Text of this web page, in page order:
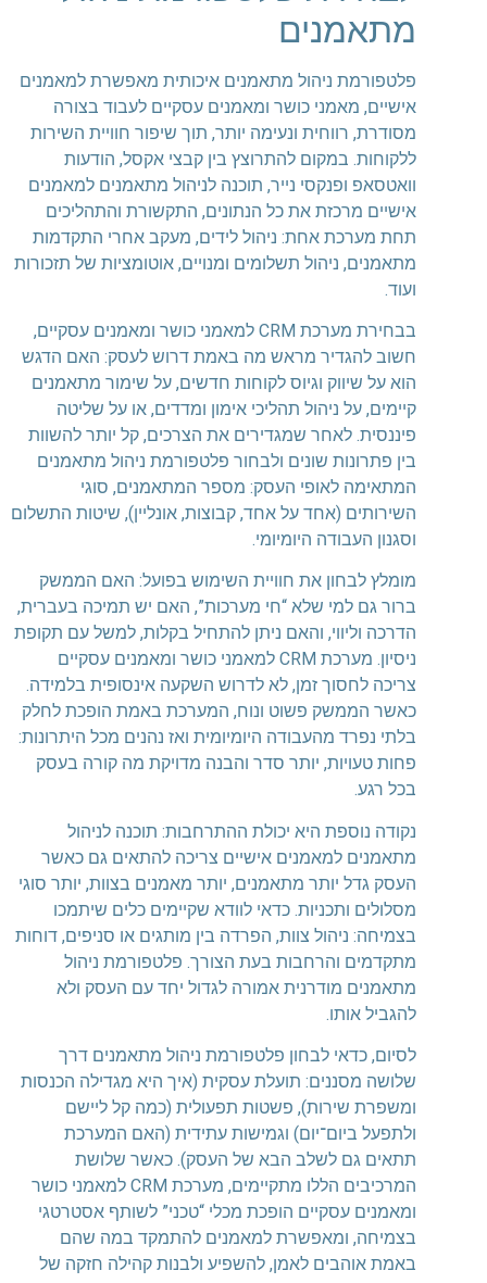
מתאמנים
פלטפורמת ניהול מתאמנים איכותית מאפשרת למאמנים
אישיים, מאמני כושר ומאמנים עסקיים לעבוד בצורה
מסודרת, רווחית ונעימה יותר, תוך שיפור חוויית השירות
ללקוחות. במקום להתרוצץ בין קבצי אקסל, הודעות
וואטסאפ ופנקסי נייר, תוכנה לניהול מתאמנים למאמנים
אישיים מרכזת את כל הנתונים, התקשורת והתהליכים
תחת מערכת אחת: ניהול לידים, מעקב אחרי התקדמות
מתאמנים, ניהול תשלומים ומנויים, אוטומציות של תזכורות
ועוד.
בבחירת מערכת CRM למאמני כושר ומאמנים עסקיים,
חשוב להגדיר מראש מה באמת דרוש לעסק: האם הדגש
הוא על שיווק וגיוס לקוחות חדשים, על שימור מתאמנים
קיימים, על ניהול תהליכי אימון ומדדים, או על שליטה
פיננסית. לאחר שמגדירים את הצרכים, קל יותר להשוות
בין פתרונות שונים ולבחור פלטפורמת ניהול מתאמנים
המתאימה לאופי העסק: מספר המתאמנים, סוגי
השירותים (אחד על אחד, קבוצות, אונליין), שיטות התשלום
וסגנון העבודה היומיומי.
מומלץ לבחון את חוויית השימוש בפועל: האם הממשק
ברור גם למי שלא “חי מערכות”, האם יש תמיכה בעברית,
הדרכה וליווי, והאם ניתן להתחיל בקלות, למשל עם תקופת
ניסיון. מערכת CRM למאמני כושר ומאמנים עסקיים
צריכה לחסוך זמן, לא לדרוש השקעה אינסופית בלמידה.
כאשר הממשק פשוט ונוח, המערכת באמת הופכת לחלק
בלתי נפרד מהעבודה היומיומית ואז נהנים מכל היתרונות:
פחות טעויות, יותר סדר והבנה מדויקת מה קורה בעסק
בכל רגע.
נקודה נוספת היא יכולת ההתרחבות: תוכנה לניהול
מתאמנים למאמנים אישיים צריכה להתאים גם כאשר
העסק גדל יותר מתאמנים, יותר מאמנים בצוות, יותר סוגי
מסלולים ותכניות. כדאי לוודא שקיימים כלים שיתמכו
בצמיחה: ניהול צוות, הפרדה בין מותגים או סניפים, דוחות
מתקדמים והרחבות בעת הצורך. פלטפורמת ניהול
מתאמנים מודרנית אמורה לגדול יחד עם העסק ולא
להגביל אותו.
לסיום, כדאי לבחון פלטפורמת ניהול מתאמנים דרך
שלושה מסננים: תועלת עסקית (איך היא מגדילה הכנסות
ומשפרת שירות), פשטות תפעולית (כמה קל ליישם
ולתפעל ביום־יום) וגמישות עתידית (האם המערכת
תתאים גם לשלב הבא של העסק). כאשר שלושת
המרכיבים הללו מתקיימים, מערכת CRM למאמני כושר
ומאמנים עסקיים הופכת מכלי “טכני” לשותף אסטרטגי
בצמיחה, ומאפשרת למאמנים להתמקד במה שהם
באמת אוהבים לאמן, להשפיע ולבנות קהילה חזקה של